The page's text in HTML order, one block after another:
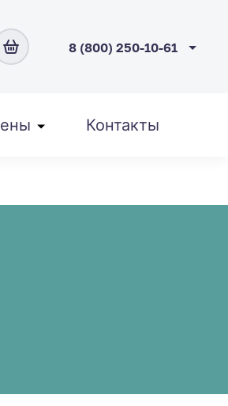
8 (800) 250-10-61
Контакты